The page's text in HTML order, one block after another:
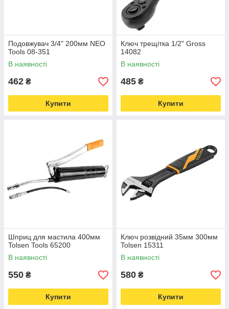
Подовжувач 3/4" 200мм NEO
Tools 08-351
В наявності
462 ₴
Купити
Ключ трещітка 1/2" Gross
14082
В наявності
485 ₴
Купити
Шприц для мастила 400мм
Tolsen Tools 65200
В наявності
550 ₴
Купити
Ключ розвідний 35мм 300мм
Tolsen 15311
В наявності
580 ₴
Купити